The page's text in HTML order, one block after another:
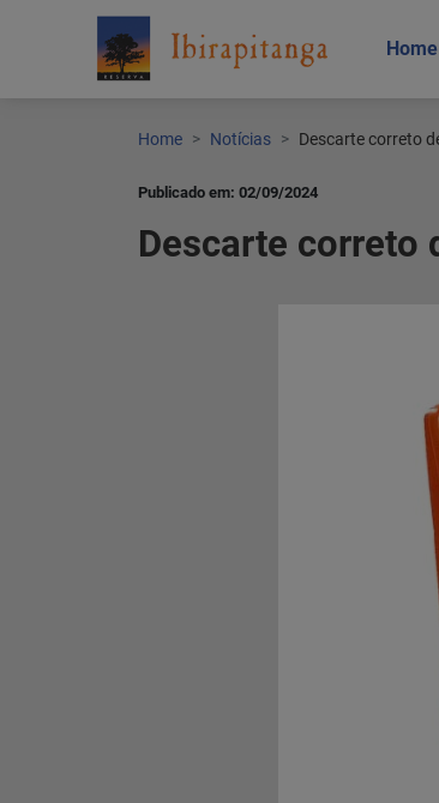
Home
Home Notícias Descarte correto
Publicado em: 02/09/2024
Descarte correto